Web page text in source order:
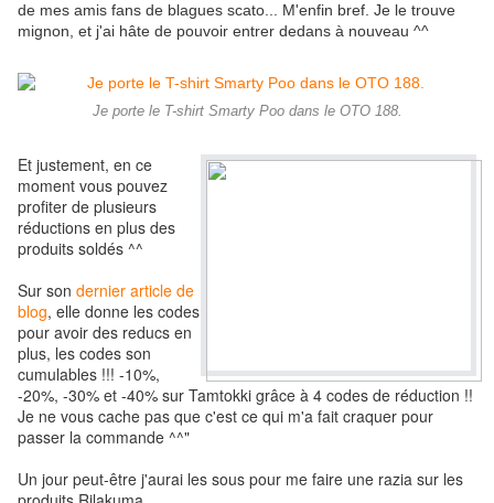
de mes amis fans de blagues scato... M'enfin bref. Je le trouve
mignon, et j'ai hâte de pouvoir entrer dedans à nouveau ^^
Je porte le T-shirt Smarty Poo dans le OTO 188.
Et justement, en ce
moment vous pouvez
profiter de plusieurs
réductions en plus des
produits soldés ^^
Sur son dernier article de
blog, elle donne les codes
pour avoir des reducs en
plus, les codes son
cumulables !!! -10%,
-20%, -30% et -40% sur Tamtokki grâce à 4 codes de réduction !!
Je ne vous cache pas que c'est ce qui m'a fait craquer pour
passer la commande ^^"
Un jour peut-être j'aurai les sous pour me faire une razia sur les